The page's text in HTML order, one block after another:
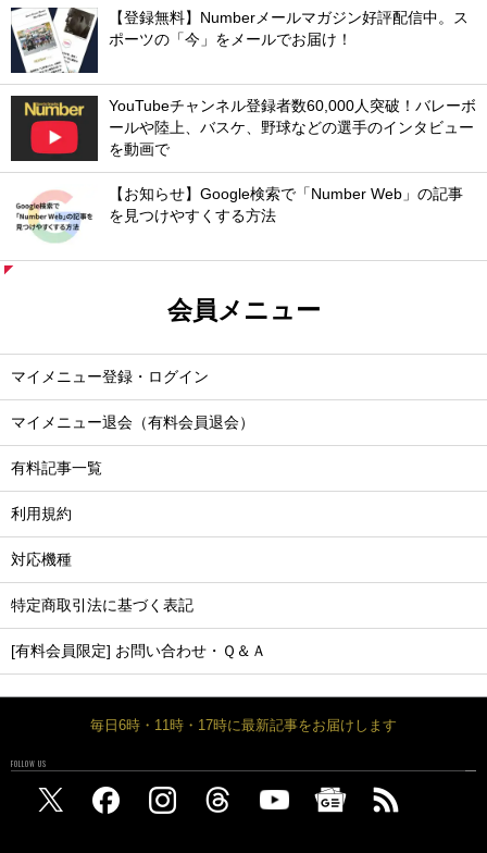
【登録無料】Numberメールマガジン好評配信中。ス
ポーツの「今」をメールでお届け！
YouTubeチャンネル登録者数60,000人突破！バレーボ
ールや陸上、バスケ、野球などの選手のインタビュー
を動画で
【お知らせ】Google検索で「Number Web」の記事
を見つけやすくする方法
会員メニュー
マイメニュー登録・ログイン
マイメニュー退会（有料会員退会）
有料記事一覧
利用規約
対応機種
特定商取引法に基づく表記
[有料会員限定] お問い合わせ・Ｑ＆Ａ
毎日6時・11時・17時に最新記事をお届けします
FOLLOW US